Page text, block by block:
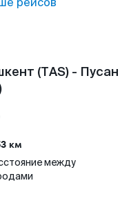
(TAS) - Пусан
км
между